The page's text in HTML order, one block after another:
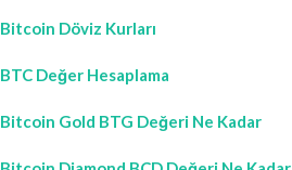
Bitcoin Döviz Kurları
BTC Değer Hesaplama
Bitcoin Gold BTG Değeri Ne Kadar